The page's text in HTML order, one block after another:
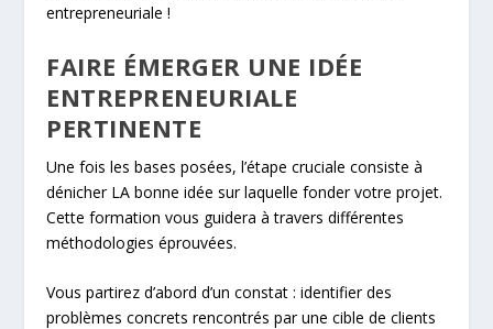
entrepreneuriale !
FAIRE ÉMERGER UNE IDÉE
ENTREPRENEURIALE
PERTINENTE
Une fois les bases posées, l’étape cruciale consiste à
dénicher LA bonne idée sur laquelle fonder votre projet.
Cette formation vous guidera à travers différentes
méthodologies éprouvées.
Vous partirez d’abord d’un constat : identifier des
problèmes concrets rencontrés par une cible de clients